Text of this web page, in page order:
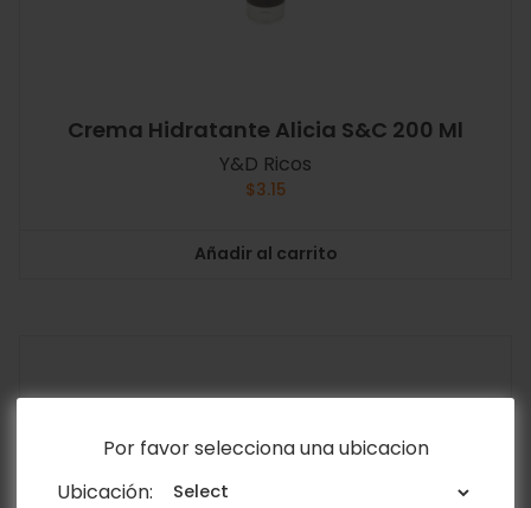
Por favor selecciona una ubicacion
Ubicación:
Crema Hidratante Alicia S&C 200 Ml
Y&D Ricos
$3.15
Añadir al carrito